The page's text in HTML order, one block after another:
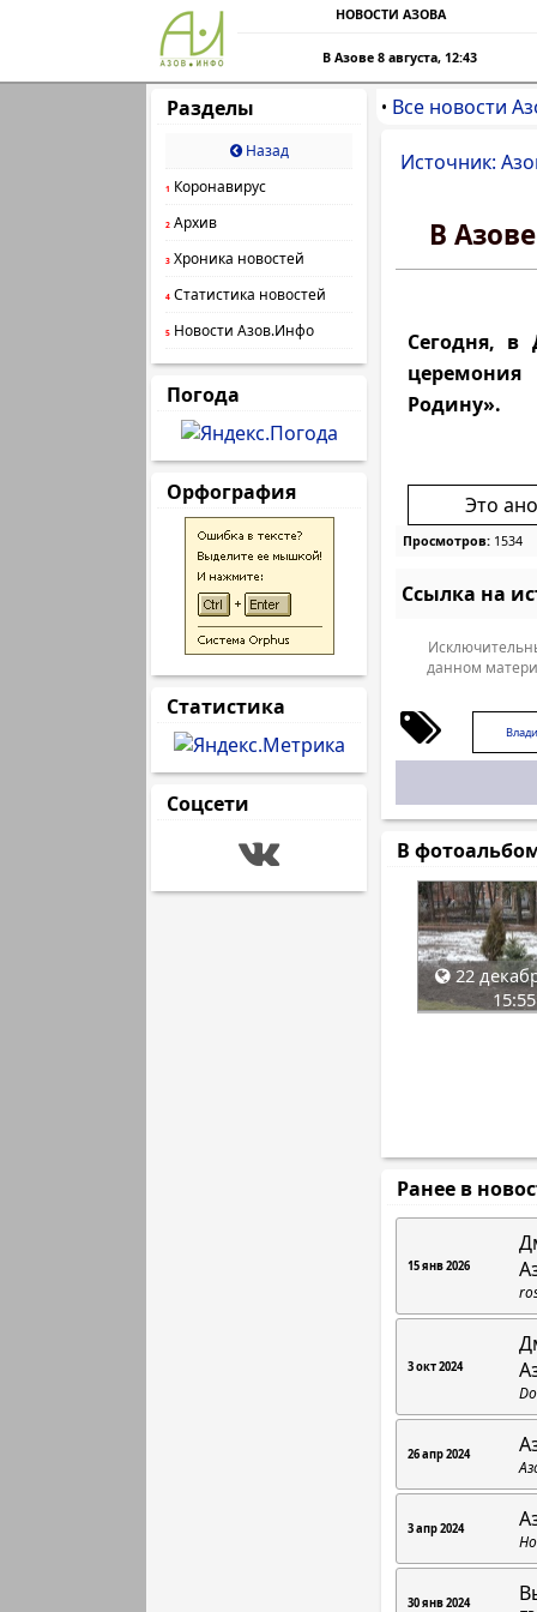
НОВОСТИ АЗОВА
В Азове 8 августа, 12:43
Разделы
Назад
1 Коронавирус
2 Архив
3 Хроника новостей
4 Статистика новостей
5 Новости Азов.Инфо
Погода
Орфография
Статистика
Соцсети
• Все новости
Источник:
В
Сегодня, в
Родину».
Это
Просмотров: 1534
Ссылка на
данном
В
22
15:55
Ранее в
15 янв 2026
3 окт 2024
26 апр 2024
3 апр 2024
30 янв 2024